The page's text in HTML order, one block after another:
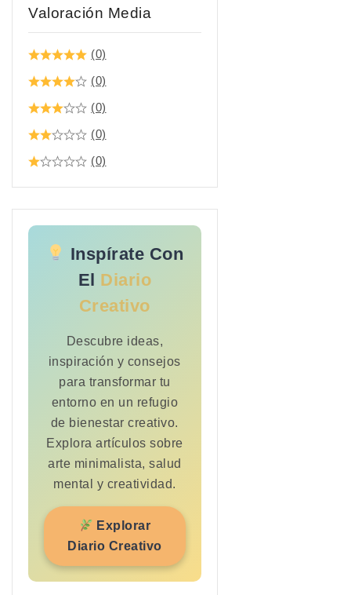
Valoración Media
(0)
(0)
(0)
(0)
(0)
Inspírate Con
El Diario
Creativo
Descubre ideas,
inspiración y consejos
para transformar tu
entorno en un refugio
de bienestar creativo.
Explora artículos sobre
arte minimalista, salud
mental y creatividad.
Explorar
Diario Creativo